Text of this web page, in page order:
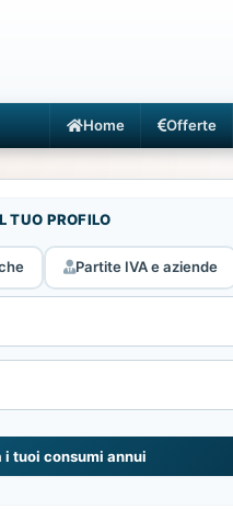
Home Offerte
TUO PROFILO
Partite IVA e aziende
i tuoi consumi annui